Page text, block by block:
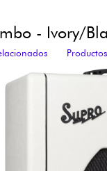
- Ivory/